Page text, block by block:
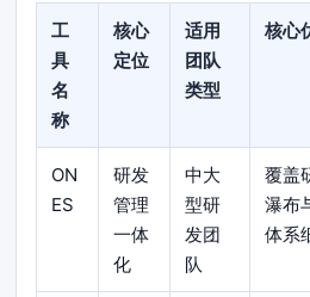
工
具
名
称
核心
定位
适用
团队
类型
核心
ON
ES
研发
管理
一体
化
中大
型研
发团
队
覆盖
瀑布
体系